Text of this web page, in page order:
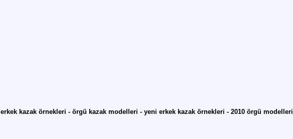
erkek kazak örnekleri - örgü kazak modelleri - yeni erkek kazak örnekleri - 2010 örgü modelleri